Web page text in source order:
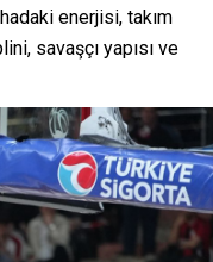
enerjisi, takım
savaşçı yapısı ve